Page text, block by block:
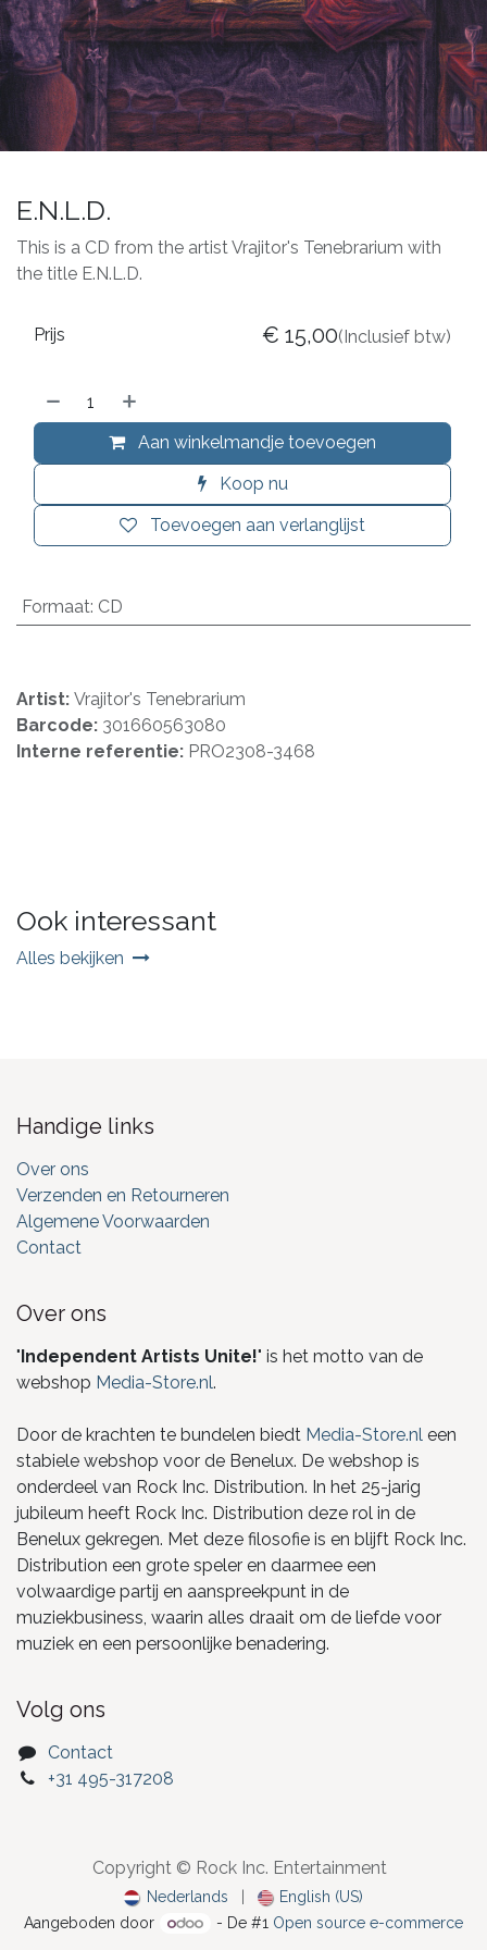
E.N.L.D.
This is a CD from the artist Vrajitor's Tenebrarium with
the title E.N.L.D.
Aan winkelmandje toevoegen
Koop nu
Toevoegen aan verlanglijst
Prijs € 15,00(Inclusief btw)
Formaat: CD
Artist: Vrajitor's Tenebrarium
Barcode: 301660563080
Interne referentie: PRO2308-3468
Ook interessant
Alles bekijken
Handige links
Over ons
Verzenden en Retourneren
Algemene Voorwaarden
Contact
Over ons
"Independent Artists Unite!" is het motto van de
webshop Media-Store.nl.
Door de krachten te bundelen biedt Media-Store.nl een
stabiele webshop voor de Benelux. De webshop is
onderdeel van Rock Inc. Distribution. In het 25-jarig
jubileum heeft Rock Inc. Distribution deze rol in de
Benelux gekregen. Met deze filosofie is en blijft Rock Inc.
Distribution een grote speler en daarmee een
volwaardige partij en aanspreekpunt in de
muziekbusiness, waarin alles draait om de liefde voor
muziek en een persoonlijke benadering.
Volg ons
Contact
+31 495-317208
Copyright © Rock Inc. Entertainment
Nederlands
English (US)
Aangeboden door
- De #1 Open source e-commerce